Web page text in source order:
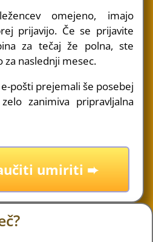
omejeno, imajo
prijavijo. Če se prijavite
za tečaj že polna, ste
za naslednji mesec.
pošti prejemali še posebej
zanimiva pripravljalna
umiriti ➨